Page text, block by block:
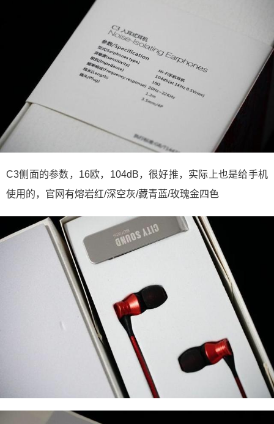
C3侧面的参数，16欧，104dB，很好推，实际上也是给手机
使用的，官网有熔岩红/深空灰/藏青蓝/玫瑰金四色